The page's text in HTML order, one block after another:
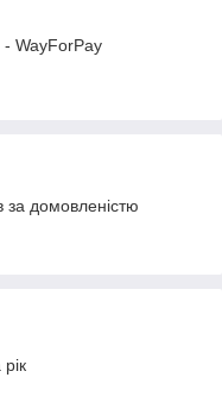
WayForPay
за домовленістю